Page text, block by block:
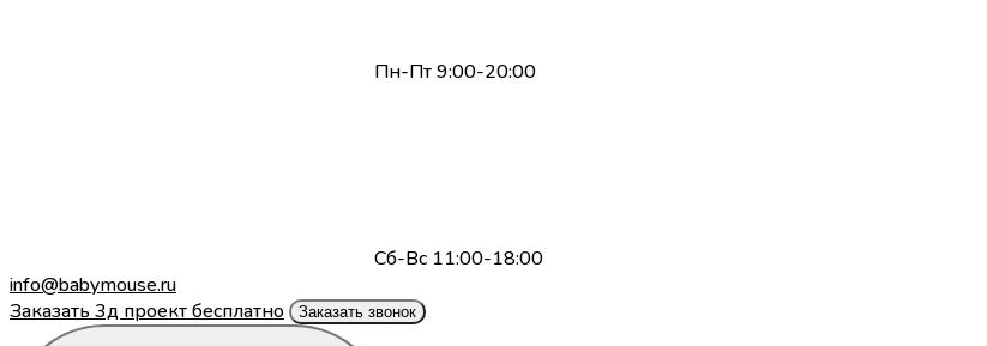
Пн-Пт 9:00-20:00
Сб-Вс 11:00-18:00
info@babymouse.ru
Заказать 3д проект бесплатно
Заказать звонок